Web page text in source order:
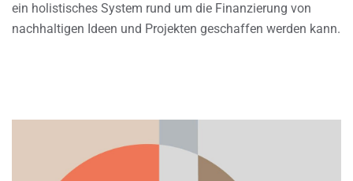
ein holistisches System rund um die Finanzierung von
nachhaltigen Ideen und Projekten geschaffen werden kann.